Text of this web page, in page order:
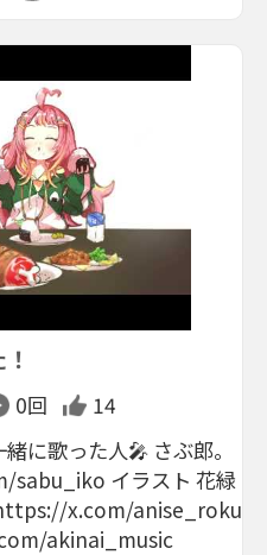
0回
14
に歌った人🎤 さぶ郎。
イラスト 花緑
x.com/anise_roku
akinai_music